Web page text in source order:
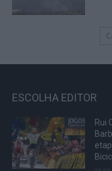
ESCOLHA EDITOR
Rui